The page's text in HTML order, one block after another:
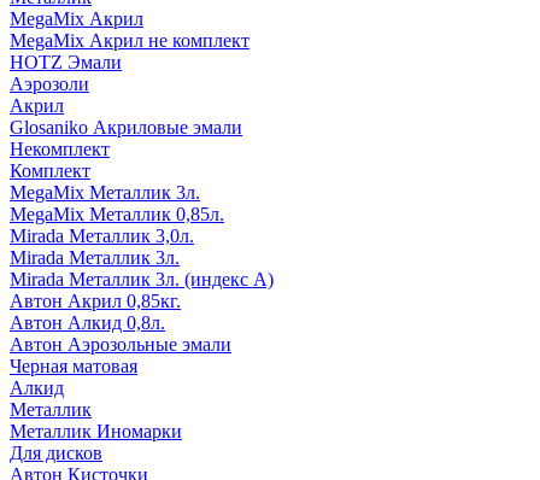
MegaMix Акрил
MegaMix Акрил не комплект
HOTZ Эмали
Аэрозоли
Акрил
Glosaniko Акриловые эмали
Некомплект
Комплект
MegaMix Металлик 3л.
MegaMix Металлик 0,85л.
Mirada Металлик 3,0л.
Mirada Металлик 3л.
Mirada Металлик 3л. (индекс А)
Автон Акрил 0,85кг.
Автон Алкид 0,8л.
Автон Аэрозольные эмали
Черная матовая
Алкид
Металлик
Металлик Иномарки
Для дисков
Автон Кисточки